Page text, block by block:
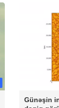
Günəşin